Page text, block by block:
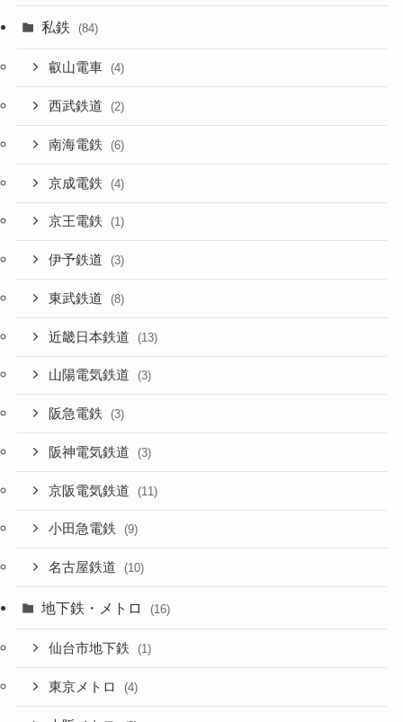
私鉄 (84)
叡山電車 (4)
西武鉄道 (2)
南海電鉄 (6)
京成電鉄 (4)
京王電鉄 (1)
伊予鉄道 (3)
東武鉄道 (8)
近畿日本鉄道 (13)
山陽電気鉄道 (3)
阪急電鉄 (3)
阪神電気鉄道 (3)
京阪電気鉄道 (11)
小田急電鉄 (9)
名古屋鉄道 (10)
地下鉄・メトロ (16)
仙台市地下鉄 (1)
東京メトロ (4)